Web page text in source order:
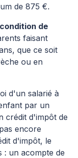
de 875 €.
de
faisant
que ce soit
ou en
d'un salarié à
par un
crédit d'impôt de
encore
d'impôt, le
: un acompte de